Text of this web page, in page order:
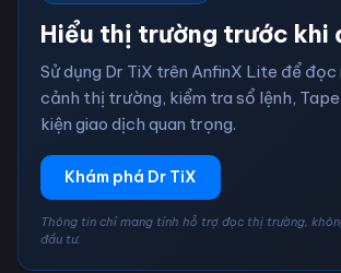
Hiểu thị trường trước khi
Sử dụng Dr TiX trên AnfinX Lite để đọc
cảnh thị trường, kiểm tra sổ lệnh,
kiện giao dịch quan trọng.
Khám phá Dr TiX
Thông tin chỉ mang tính hỗ trợ đọc thị trường,
đầu tư.